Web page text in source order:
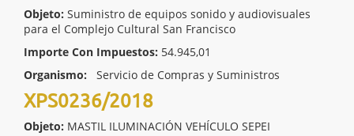
Objeto: Suministro de equipos sonido y audiovisuales
para el Complejo Cultural San Francisco
Importe Con Impuestos: 54.945,01
Organismo:
Servicio de Compras y Suministros
XPS0236/2018
Objeto: MASTIL ILUMINACIÓN VEHÍCULO SEPEI